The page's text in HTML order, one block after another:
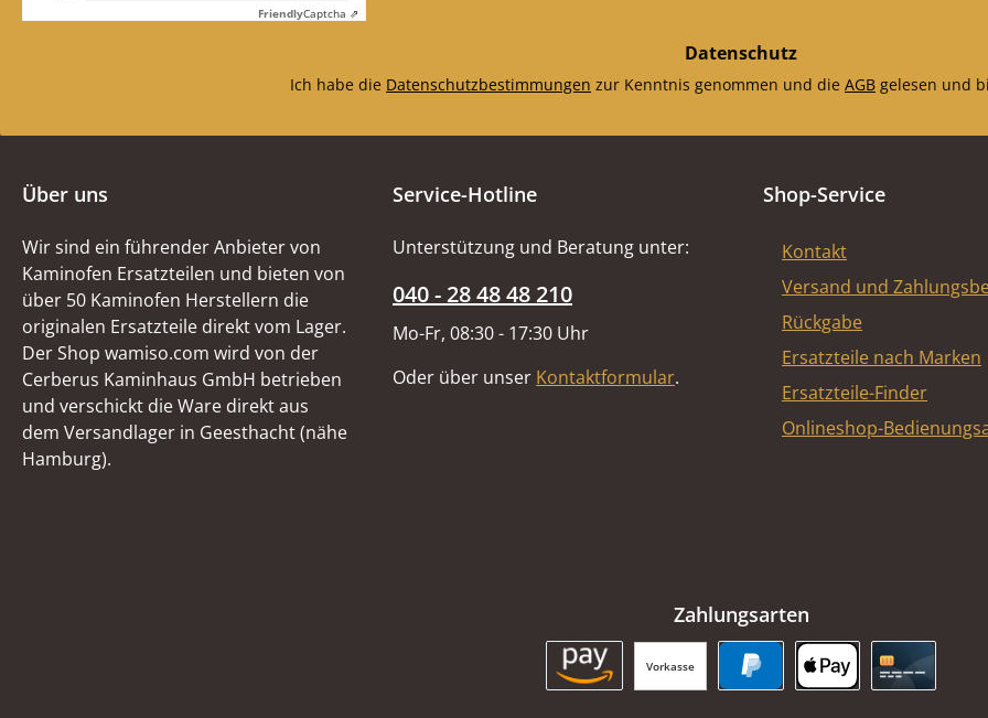
FriendlyCaptcha ⇗
Datenschutz
Ich habe die Datenschutzbestimmungen zur Kenntnis genommen und die AGB gelesen und
Über uns
Wir sind ein führender Anbieter von
Kaminofen Ersatzteilen und bieten von
über 50 Kaminofen Herstellern die
originalen Ersatzteile direkt vom Lager.
Der Shop wamiso.com wird von der
Cerberus Kaminhaus GmbH betrieben
und verschickt die Ware direkt aus
dem Versandlager in Geesthacht (nähe
Hamburg).
Service-Hotline
Unterstützung und Beratung unter:
040 - 28 48 48 210
Mo-Fr, 08:30 - 17:30 Uhr
Oder über unser Kontaktformular.
Shop-Service
Kontakt
Versand und
Rückgabe
Ersatzteile nach Marken
Ersatzteile-Finder
Onlineshop-
Zahlungsarten
Vorkasse